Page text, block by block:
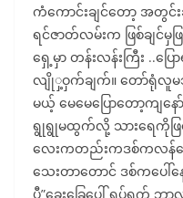
ကံကောင်းချင်တော့ အတွင်း
ရင်ဇာတ်လမ်းက ဖြစ်ချင်မှ
ရှေ့မှာ တန်းလန်းကြီး ..ပြ
လျိုှ့ဝှက်ချက်။ တော်ရုံလူမသိ
မယ့် မေမေပြောတော့ကျန
ရွုရွုမထွက်လို့ သားရေကိုဖ
လေးကတည်းကဒစ်ကလန်န
သေးတာတောင် ဒစ်ကပေ
ပီ”ခွေးခြေပေါ် ရပ်ရက်